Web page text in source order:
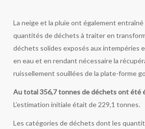
La neige et la pluie ont également entraîné
quantités de déchets à traiter en
déchets solides exposés aux intempéries
en eau et en rendant nécessaire la
ruissellement souillées de la plate-forme
Au total 356,7 tonnes de déchets ont été
L’estimation initiale était de 229,1 tonnes.
Les catégories de déchets dont les